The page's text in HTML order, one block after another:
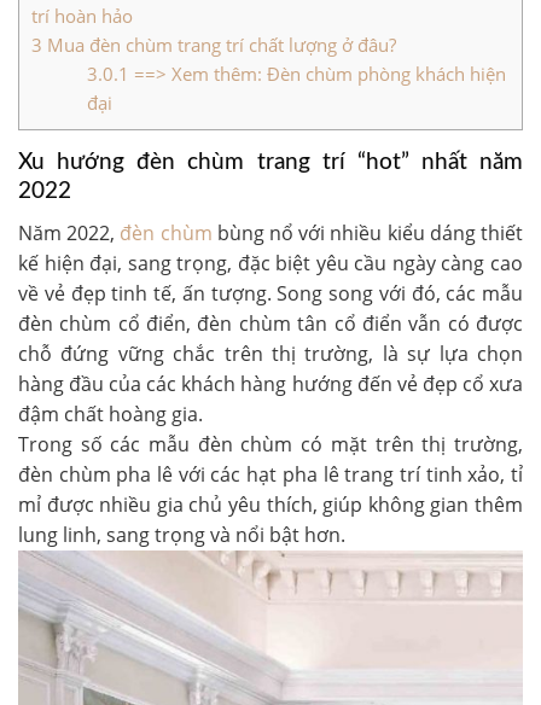
trí hoàn hảo
3 Mua đèn chùm trang trí chất lượng ở đâu?
3.0.1 ==> Xem thêm: Đèn chùm phòng khách hiện
đại
Xu hướng đèn chùm trang trí “hot” nhất năm
2022
Năm 2022, đèn chùm bùng nổ với nhiều kiểu dáng thiết
kế hiện đại, sang trọng, đặc biệt yêu cầu ngày càng cao
về vẻ đẹp tinh tế, ấn tượng. Song song với đó, các mẫu
đèn chùm cổ điển, đèn chùm tân cổ điển vẫn có được
chỗ đứng vững chắc trên thị trường, là sự lựa chọn
hàng đầu của các khách hàng hướng đến vẻ đẹp cổ xưa
đậm chất hoàng gia.
Trong số các mẫu đèn chùm có mặt trên thị trường,
đèn chùm pha lê với các hạt pha lê trang trí tinh xảo, tỉ
mỉ được nhiều gia chủ yêu thích, giúp không gian thêm
lung linh, sang trọng và nổi bật hơn.